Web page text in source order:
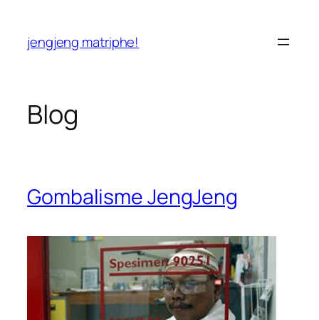
content
jengjeng matriphe!
Blog
Gombalisme JengJeng